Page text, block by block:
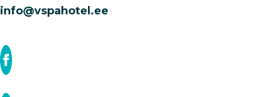
info@vspahotel.ee